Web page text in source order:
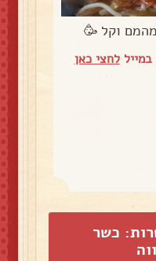
וקל 🥳
במייללחצי כאן
כשר